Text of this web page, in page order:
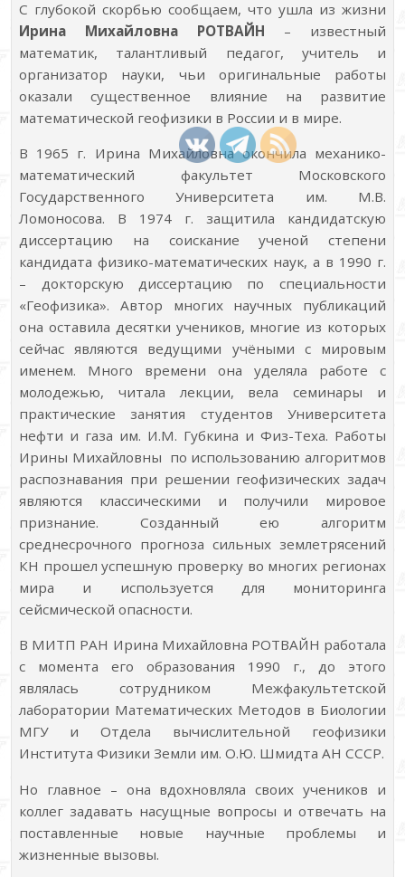
С глубокой скорбью сообщаем, что ушла из жизни
Ирина Михайловна РОТВАЙН – известный
математик, талантливый педагог, учитель и
организатор науки, чьи оригинальные работы
оказали существенное влияние на развитие
математической геофизики в России и в мире.
В 1965 г. Ирина Михайловна окончила механико-
математический факультет Московского
Государственного Университета им. М.В.
Ломоносова. В 1974 г. защитила кандидатскую
диссертацию на соискание ученой степени
кандидата физико-математических наук, а в 1990 г.
– докторскую диссертацию по специальности
«Геофизика». Автор многих научных публикаций
она оставила десятки учеников, многие из которых
сейчас являются ведущими учёными с мировым
именем. Много времени она уделяла работе с
молодежью, читала лекции, вела семинары и
практические занятия студентов Университета
нефти и газа им. И.М. Губкина и Физ-Теха. Работы
Ирины Михайловны по использованию алгоритмов
распознавания при решении геофизических задач
являются классическими и получили мировое
признание. Созданный ею алгоритм
среднесрочного прогноза сильных землетрясений
КН прошел успешную проверку во многих регионах
мира и используется для мониторинга
сейсмической опасности.
В МИТП РАН Ирина Михайловна РОТВАЙН работала
с момента его образования 1990 г., до этого
являлась сотрудником Межфакультетской
лаборатории Математических Методов в Биологии
МГУ и Отдела вычислительной геофизики
Института Физики Земли им. О.Ю. Шмидта АН СССР.
Но главное – она вдохновляла своих учеников и
коллег задавать насущные вопросы и отвечать на
поставленные новые научные проблемы и
жизненные вызовы.